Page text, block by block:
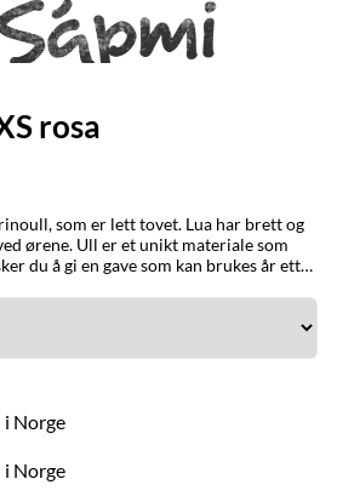
rosa
som er lett tovet. Lua har brett og
ørene. Ull er et unikt materiale som
du å gi en gave som kan brukes år etter
det varmeste. Ull har den
med barnet når plagget brukes.
som holder varmen godt. Ordet
seg selv, håndvask ved behov. Kan
Norge
Norge